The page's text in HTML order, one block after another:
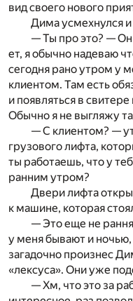
вид своего нового
Дима усмехнулся и
— Ты про это? —
ет, я обычно надеваю
сегодня рано утром у
клиентом. Там есть
и появляться в
Обычно я не выгляжу
— С клиентом? —
грузового лифта,
ты работаешь, что у
ранним утром?
Двери лифта
к машине, которая
— Это еще не
у меня бывают и ночью,
загадочно произнес
«лексуса». Они уже
— Хм, что это за